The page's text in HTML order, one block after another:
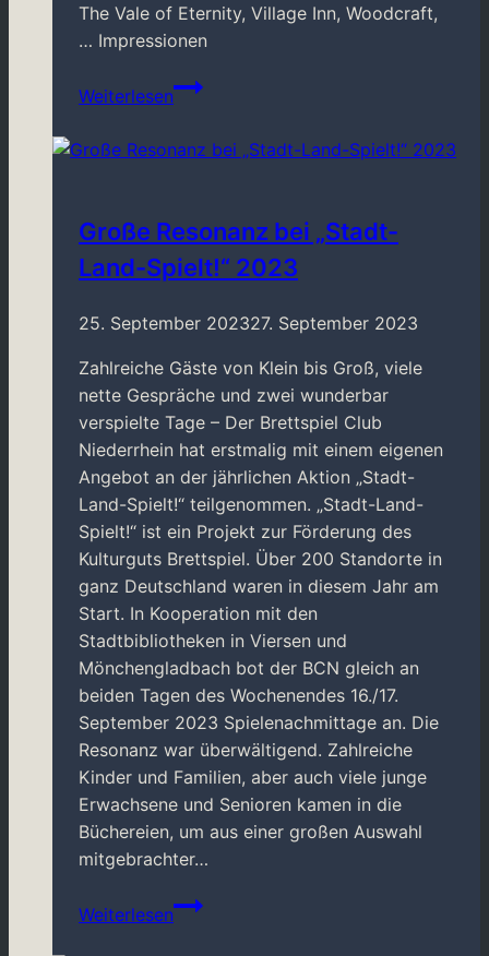
The Vale of Eternity, Village Inn, Woodcraft,
… Impressionen
Weiterlesen
Brettspieltreff
Neersen
04/2024
Große Resonanz bei „Stadt-
Land-Spielt!“ 2023
25. September 202327. September 2023
Zahlreiche Gäste von Klein bis Groß, viele
nette Gespräche und zwei wunderbar
verspielte Tage – Der Brettspiel Club
Niederrhein hat erstmalig mit einem eigenen
Angebot an der jährlichen Aktion „Stadt-
Land-Spielt!“ teilgenommen. „Stadt-Land-
Spielt!“ ist ein Projekt zur Förderung des
Kulturguts Brettspiel. Über 200 Standorte in
ganz Deutschland waren in diesem Jahr am
Start. In Kooperation mit den
Stadtbibliotheken in Viersen und
Mönchengladbach bot der BCN gleich an
beiden Tagen des Wochenendes 16./17.
September 2023 Spielenachmittage an. Die
Resonanz war überwältigend. Zahlreiche
Kinder und Familien, aber auch viele junge
Erwachsene und Senioren kamen in die
Büchereien, um aus einer großen Auswahl
mitgebrachter…
Weiterlesen
Große
Resonanz